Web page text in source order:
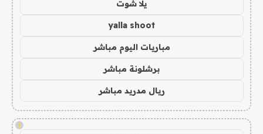
يلا شوت
yalla shoot
مباريات اليوم مباشر
برشلونة مباشر
ريال مدريد مباشر
!